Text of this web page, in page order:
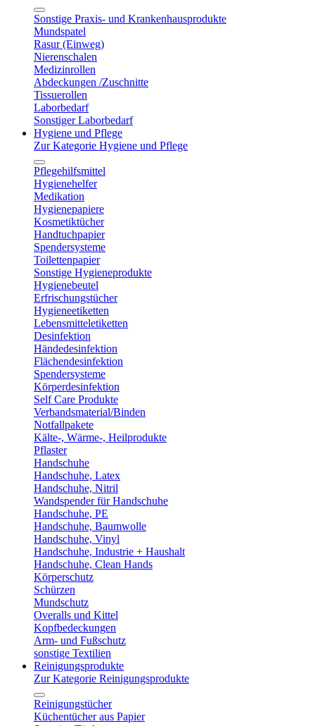
Sonstige Praxis- und Krankenhausprodukte
Mundspatel
Rasur (Einweg)
Nierenschalen
Medizinrollen
Abdeckungen /Zuschnitte
Tissuerollen
Laborbedarf
Sonstiger Laborbedarf
Hygiene und Pflege
Zur Kategorie Hygiene und Pflege
Pflegehilfsmittel
Hygienehelfer
Medikation
Hygienepapiere
Kosmetiktücher
Handtuchpapier
Spendersysteme
Toilettenpapier
Sonstige Hygieneprodukte
Hygienebeutel
Erfrischungstücher
Hygieneetiketten
Lebensmitteletiketten
Desinfektion
Händedesinfektion
Flächendesinfektion
Spendersysteme
Körperdesinfektion
Self Care Produkte
Verbandsmaterial/Binden
Notfallpakete
Kälte-, Wärme-, Heilprodukte
Pflaster
Handschuhe
Handschuhe, Latex
Handschuhe, Nitril
Wandspender für Handschuhe
Handschuhe, PE
Handschuhe, Baumwolle
Handschuhe, Vinyl
Handschuhe, Industrie + Haushalt
Handschuhe, Clean Hands
Körperschutz
Schürzen
Mundschutz
Overalls und Kittel
Kopfbedeckungen
Arm- und Fußschutz
sonstige Textilien
Reinigungsprodukte
Zur Kategorie Reinigungsprodukte
Reinigungstücher
Küchentücher aus Papier